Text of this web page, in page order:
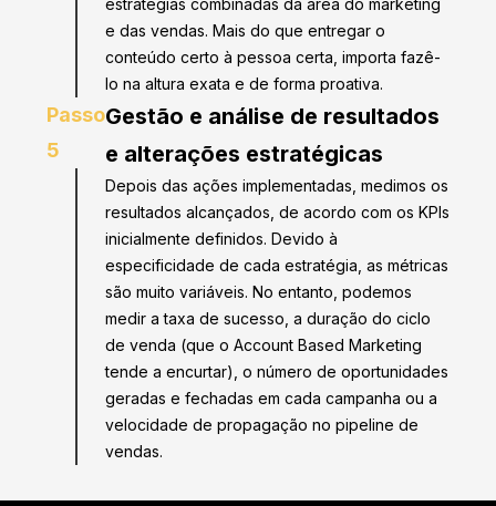
estratégias combinadas da área do marketing
e das vendas. Mais do que entregar o
conteúdo certo à pessoa certa, importa fazê-
lo na altura exata e de forma proativa.
Passo
5
Gestão e análise de resultados
e alterações estratégicas
Depois das ações implementadas, medimos os
resultados alcançados, de acordo com os KPIs
inicialmente definidos. Devido à
especificidade de cada estratégia, as métricas
são muito variáveis. No entanto, podemos
medir a taxa de sucesso, a duração do ciclo
de venda (que o Account Based Marketing
tende a encurtar), o número de oportunidades
geradas e fechadas em cada campanha ou a
velocidade de propagação no pipeline de
vendas.